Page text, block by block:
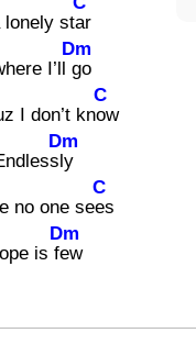
lonely star
I’ll
Dm
go
I don’t kn
C
ow
Dm
ly
no one se
C
es
is f
Dm
ew